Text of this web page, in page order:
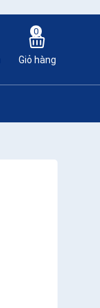
0
Giỏ hàng